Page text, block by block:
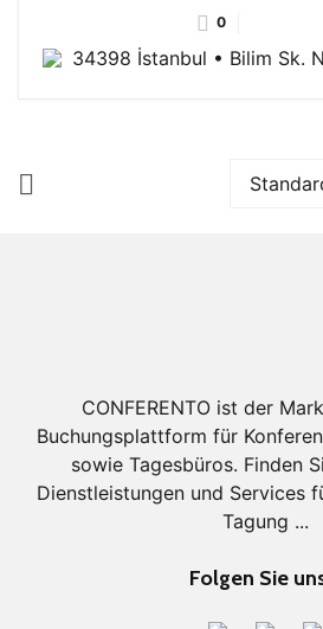
0
34398 İstanbul • Bilim Sk.
CONFERENTO ist der
Buchungsplattform für
sowie Tagesbüros. Finden
Dienstleistungen und Services
Tagung ...
Folgen Sie